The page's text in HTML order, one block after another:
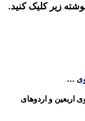
زیر کلیک کنید.
…
اربعین و اردوهای